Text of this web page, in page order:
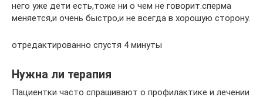
него уже дети есть,тоже ни о чем не говорит.сперма
меняется,и очень быстро,и не всегда в хорошую сторону.
отредактированно спустя 4 минуты
Нужна ли терапия
Пациентки часто спрашивают о профилактике и лечении